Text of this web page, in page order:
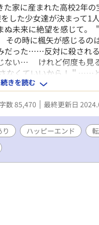
た家に産まれた高校2年
た少女達が決まって1人
未来に絶望を感じて。
時に楓矢が感じるの
だった……反対に殺され
ない… けれど何度も見
さなくていいから！＂
ものに耐えきれずに……
まで書き上がっていま
ーです ※女の子が殺され
※18禁箇所には＊を入
のとは違いますのでご注
続きを読む
数 85,470 最終更新日
ハッピーエンド